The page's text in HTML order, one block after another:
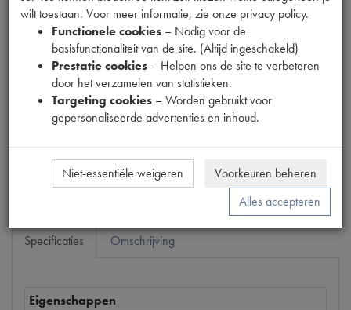
Fabrikant
Productnummer
1900831
Prijs
102,41
Bestel
Specificaties Omschrijving
Eigenschappen
wilt toestaan. Voor meer informatie, zie onze privacy policy.
Functionele cookies – Nodig voor de
basisfunctionaliteit van de site. (Altijd ingeschakeld)
Prestatie cookies – Helpen ons de site te verbeteren
door het verzamelen van statistieken.
Targeting cookies – Worden gebruikt voor
gepersonaliseerde advertenties en inhoud.
Niet-essentiële weigeren
Voorkeuren beheren
Alles accepteren